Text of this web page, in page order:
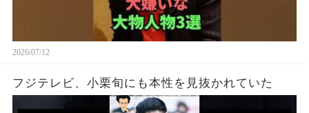
2026/07/12
フジテレビ、小栗旬にも本性を見抜かれていた